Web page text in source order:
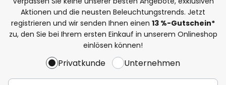
Aktionen und die neusten Beleuchtungstrends. Jetzt
registrieren und wir senden Ihnen einen 13 %-Gutschein*
zu, den Sie bei Ihrem ersten Einkauf in unserem Onlineshop
einlösen können!
Privatkunde Unternehmen